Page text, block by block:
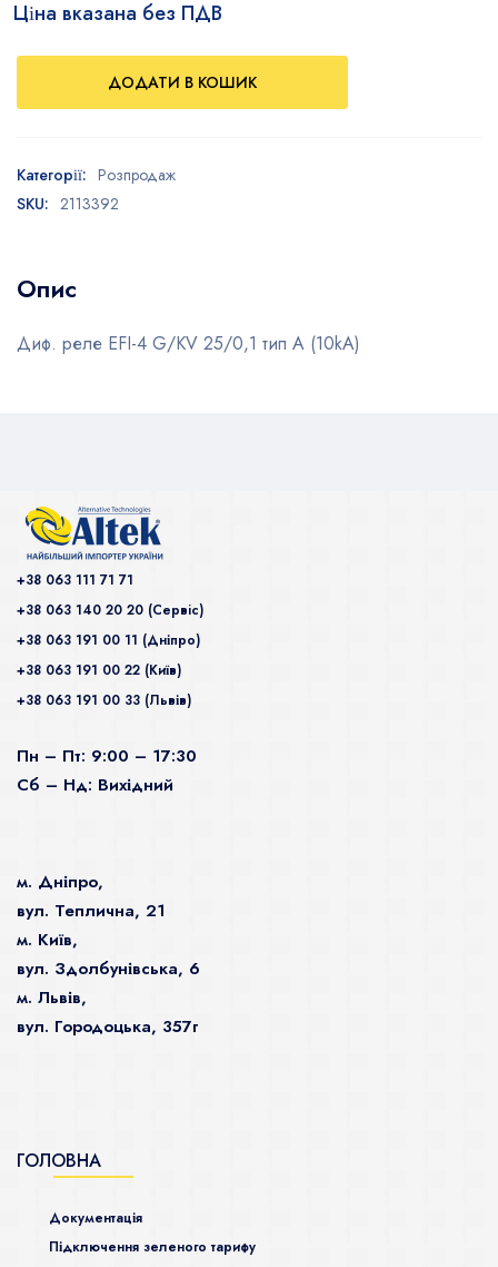
Ціна вказана без ПДВ
ДОДАТИ В КОШИК
Категорії: Розпродаж
SKU: 2113392
Опис
Диф. реле EFI-4 G/KV 25/0,1 тип A (10kA)
+38 063 111 71 71
+38 063 140 20 20 (Сервiс)
+38 063 191 00 11 (Дніпро)
+38 063 191 00 22 (Київ)
+38 063 191 00 33 (Львів)
Пн – Пт: 9:00 – 17:30
Сб – Нд: Вихідний
м. Дніпро,
вул. Теплична, 21
м. Київ,
вул. Здолбунівська, 6
м. Львів,
вул. Городоцька, 357г
ГОЛОВНА
Документація
Підключення зеленого тарифу